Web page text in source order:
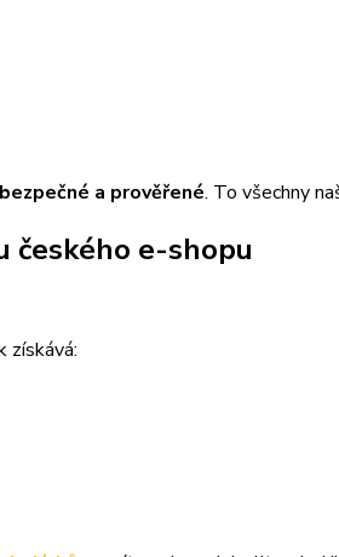
a prověřené. To všechny
českého e-shopu
získává: